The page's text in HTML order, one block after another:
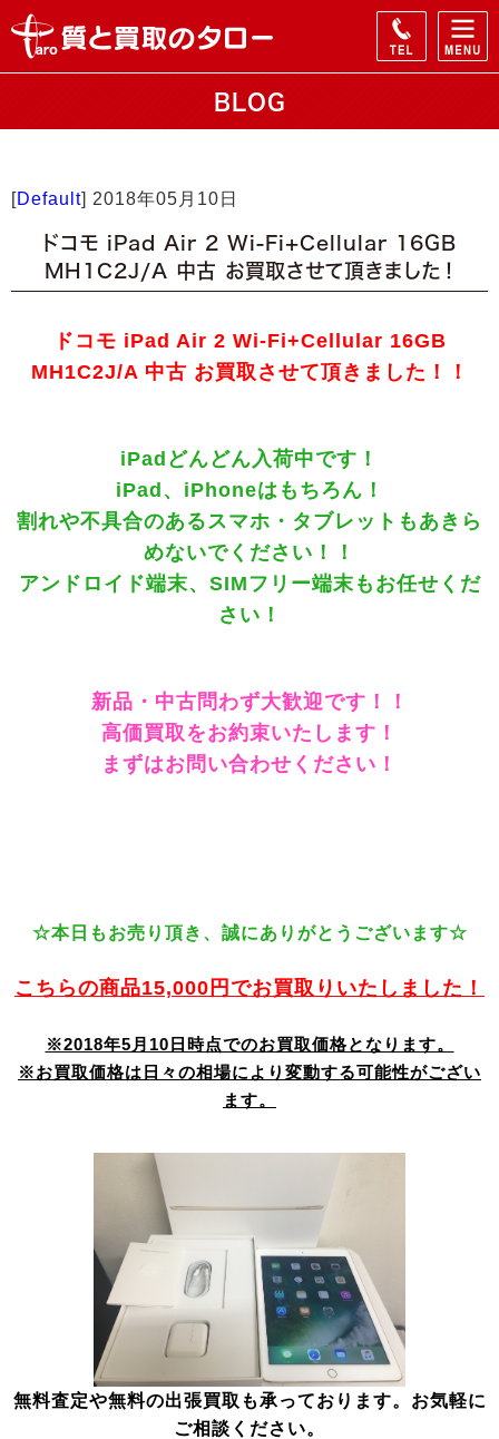
BLOG
[Default] 2018年05月10日
ドコモ iPad Air 2 Wi-Fi+Cellular 16GB
MH1C2J/A 中古 お買取させて頂きました！
ドコモ iPad Air 2 Wi-Fi+Cellular 16GB
MH1C2J/A 中古 お買取させて頂きました！！
iPadどんどん入荷中です！
iPad、iPhoneはもちろん！
割れや不具合のあるスマホ・タブレットもあきら
めないでください！！
アンドロイド端末、SIMフリー端末もお任せくだ
さい！
新品・中古問わず大歓迎です！！
高価買取をお約束いたします！
まずはお問い合わせください！
☆本日もお売り頂き、誠にありがとうございます☆
こちらの商品15,000円でお買取りいたしました！
※2018年5月10日時点でのお買取価格となります。
※お買取価格は日々の相場により変動する可能性がござい
ます。
無料査定や無料の出張買取も承っております。お気軽に
ご相談ください。